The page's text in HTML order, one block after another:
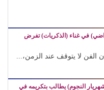
في غناء (الذكريات) تفرض
الفن لا يتوقف عند الزمن،...
النجوم) يطالب بتكريمه في